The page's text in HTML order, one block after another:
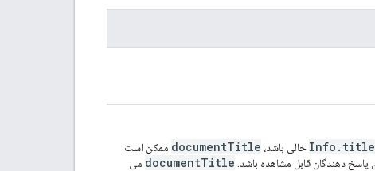
Info.title خالی باشد، documentTitle ممکن است
documentTitle می